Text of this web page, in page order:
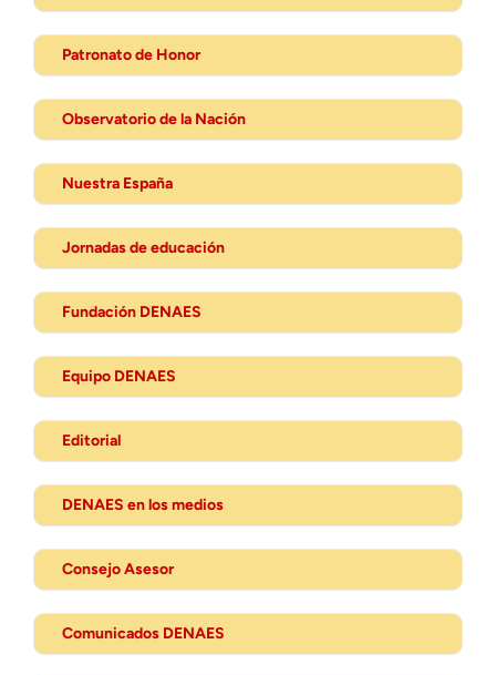
Patronato de Honor
Observatorio de la Nación
Nuestra España
Jornadas de educación
Fundación DENAES
Equipo DENAES
Editorial
DENAES en los medios
Consejo Asesor
Comunicados DENAES